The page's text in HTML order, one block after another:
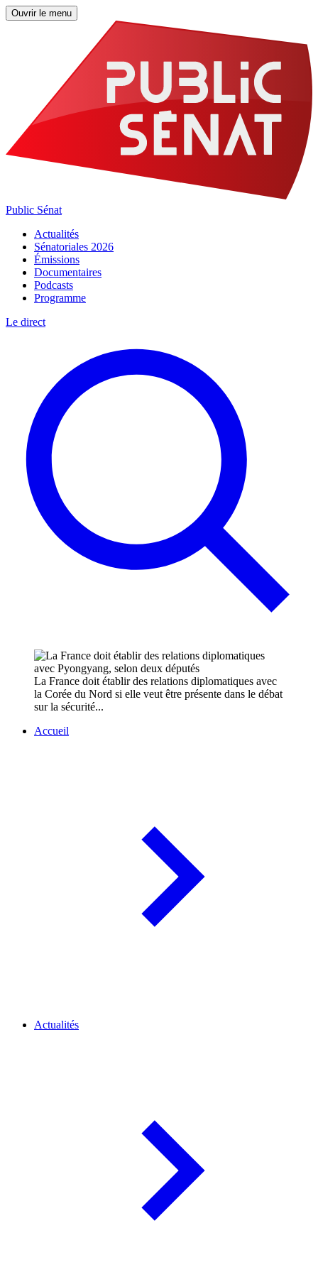
Ouvrir le menu
Public Sénat
Actualités
Sénatoriales 2026
Émissions
Documentaires
Podcasts
Programme
Le direct
La France doit établir des relations diplomatiques avec
la Corée du Nord si elle veut être présente dans le débat
sur la sécurité...
Accueil
Actualités